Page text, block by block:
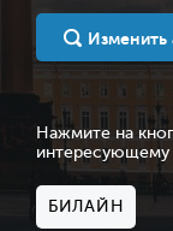
Изменить
Нажмите на
интересующему
БИЛАЙН